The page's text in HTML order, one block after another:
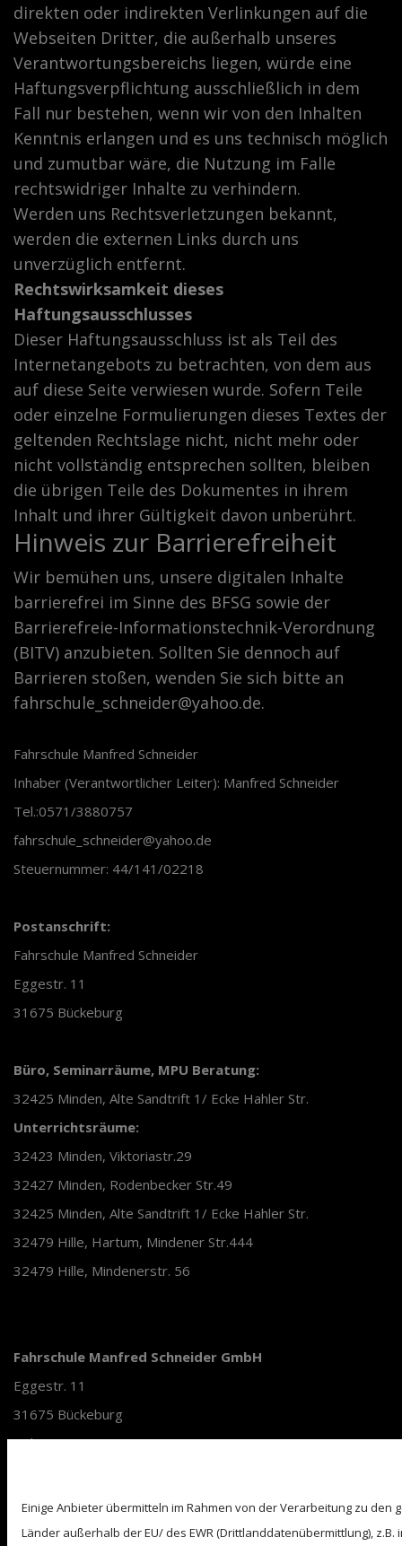
direkten oder indirekten Verlinkungen auf die
Webseiten Dritter, die außerhalb unseres
Verantwortungsbereichs liegen, würde eine
Haftungsverpflichtung ausschließlich in dem
Fall nur bestehen, wenn wir von den Inhalten
Kenntnis erlangen und es uns technisch möglich
und zumutbar wäre, die Nutzung im Falle
rechtswidriger Inhalte zu verhindern.
Werden uns Rechtsverletzungen bekannt,
werden die externen Links durch uns
unverzüglich entfernt.
Rechtswirksamkeit dieses
Haftungsausschlusses
Dieser Haftungsausschluss ist als Teil des
Internetangebots zu betrachten, von dem aus
auf diese Seite verwiesen wurde. Sofern Teile
oder einzelne Formulierungen dieses Textes der
geltenden Rechtslage nicht, nicht mehr oder
nicht vollständig entsprechen sollten, bleiben
die übrigen Teile des Dokumentes in ihrem
Inhalt und ihrer Gültigkeit davon unberührt.
Hinweis zur Barrierefreiheit
Wir bemühen uns, unsere digitalen Inhalte
barrierefrei im Sinne des BFSG sowie der
Barrierefreie-Informationstechnik-Verordnung
(BITV) anzubieten. Sollten Sie dennoch auf
Barrieren stoßen, wenden Sie sich bitte an
fahrschule_schneider@yahoo.de.
Fahrschule Manfred Schneider
Inhaber (Verantwortlicher Leiter): Manfred Schneider
Tel.:0571/3880757
fahrschule_schneider@yahoo.de
Steuernummer: 44/141/02218
Postanschrift:
Fahrschule Manfred Schneider
Eggestr. 11
31675 Bückeburg
Büro, Seminarräume, MPU Beratung:
32425 Minden, Alte Sandtrift 1/ Ecke Hahler Str.
Unterrichtsräume:
32423 Minden, Viktoriastr.29
32427 Minden, Rodenbecker Str.49
32425 Minden, Alte Sandtrift 1/ Ecke Hahler Str.
32479 Hille, Hartum, Mindener Str.444
32479 Hille, Mindenerstr. 56
Fahrschule Manfred Schneider GmbH
Eggestr. 11
31675 Bückeburg
Tel.:0571/3880757
Amtsgericht Stadthagen HRB 2633
Geschäftsführer: Manfred Schneider, Alexander Rettig
Einige Anbieter übermitteln im Rahmen von der Verarbeitung zu den
Länder außerhalb der EU/ des EWR (Drittlanddatenübermittlung),